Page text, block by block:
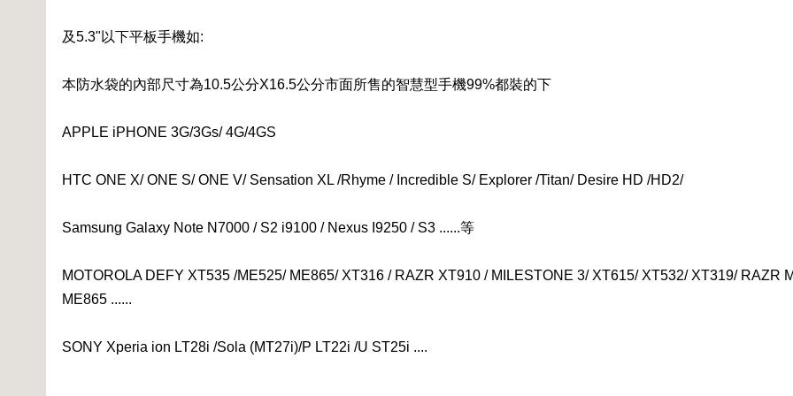
及5.3"以下平板手機如:
本防水袋的內部尺寸為10.5公分X16.5公分市面所售的智慧型手機99%都裝的下
APPLE iPHONE 3G/3Gs/ 4G/4GS
HTC ONE X/ ONE S/ ONE V/ Sensation XL /Rhyme / Incredible S/ Explorer /Titan/ Desire HD /HD2/
Samsung Galaxy Note N7000 / S2 i9100 / Nexus I9250 / S3 ......等
MOTOROLA DEFY XT535 /ME525/ ME865/ XT316 / RAZR XT910 / MILESTONE 3/ XT615/ XT532/ XT319/ RAZR
ME865 ......
SONY Xperia ion LT28i /Sola (MT27i)/P LT22i /U ST25i ....